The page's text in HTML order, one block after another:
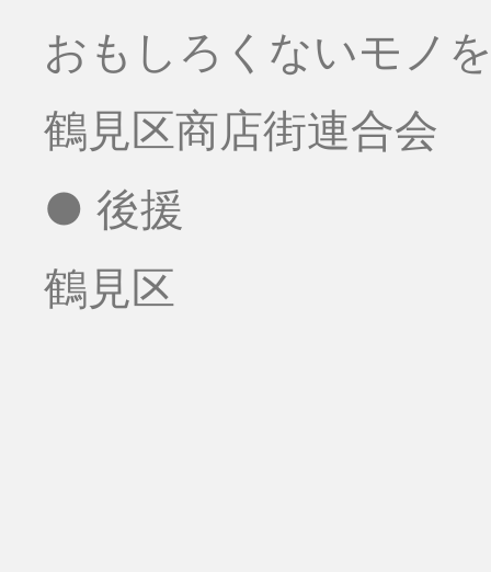
おもしろくないモノ
鶴見区商店街連合会
● 後援
鶴見区